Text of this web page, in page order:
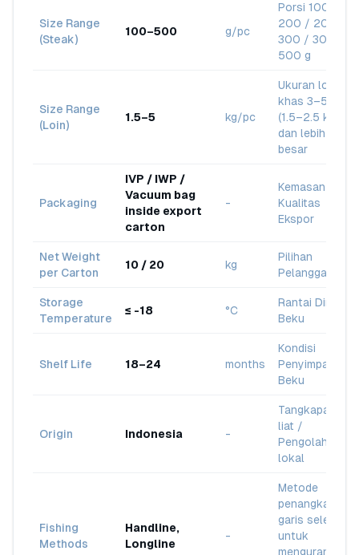
Size Range
(Steak)
100–500 g/pc
Porsi 100–
200 / 200–
300 / 300–
500 g
Size Range
(Loin)
1.5–5 kg/pc
Ukuran loin
khas 3–5 lbs
(1.5–2.5 kg)
dan lebih
besar
Packaging
IVP / IWP /
Vacuum bag
inside export
carton
-
Kemasan
Kualitas
Ekspor
Net Weight
per Carton
10 / 20 kg
Pilihan
Pelanggan
Storage
Temperature
≤ -18 °C
Rantai Dingin
Beku
Shelf Life 18–24 months
Kondisi
Penyimpanan
Beku
Origin Indonesia -
Tangkapan
liat /
Pengolahan
lokal
Fishing
Methods
Handline,
Longline
-
Metode
penangkapan
garis selektif
untuk
mengurangi